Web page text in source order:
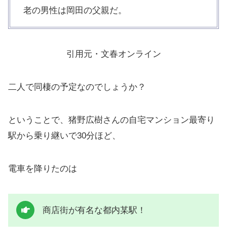
老の男性は岡田の父親だ。
引用元・文春オンライン
二人で同棲の予定なのでしょうか？
ということで、猪野広樹さんの自宅マンション最寄り
駅から乗り継いで30分ほど、
電車を降りたのは
商店街が有名な都内某駅！